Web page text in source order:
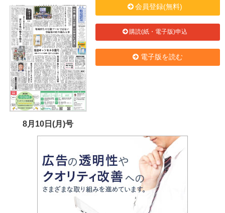
8月10日(月)号
会員登録(無料)
購読(紙・電子版)申込
電子版を読む